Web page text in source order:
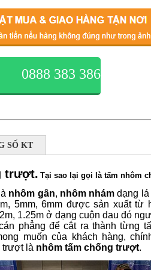
0888 383 386
SỐ KT
trượt. Tại sao lại gọi là tấm nhôm
nhôm gân, nhôm nhám dạng lá
5mm, 6mm được sản xuất từ
1.25m ở dạng cuộn dau đó
phẳng để cắt ra thành từng
muốn của khách hàng,
trượt là nhôm tấm chống trượt.